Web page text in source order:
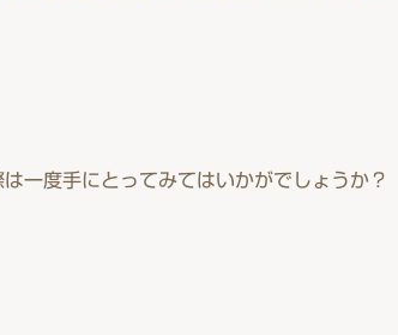
一度手にとってみてはいかがでしょうか？